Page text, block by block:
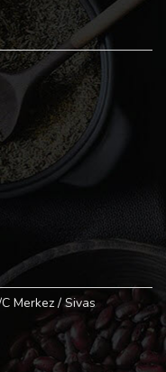
Merkez / Sivas